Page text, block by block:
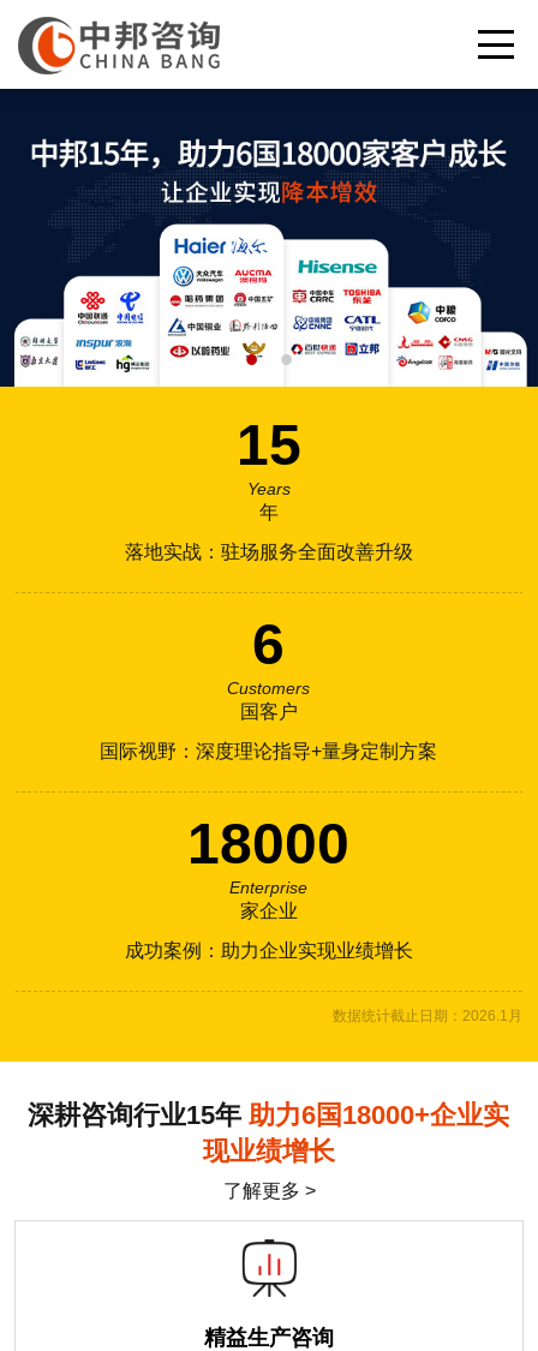
• •
15
Years
年
落地实战：驻场服务全面改善升级
6
Customers
国客户
国际视野：深度理论指导+量身定制方案
18000
Enterprise
家企业
成功案例：助力企业实现业绩增长
数据统计截止日期：2026.1月
深耕咨询行业15年助力6国18000+企业实
现业绩增长
了解更多 >
精益生产咨询